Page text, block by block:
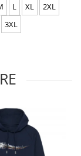
L XL
2XL
3XL